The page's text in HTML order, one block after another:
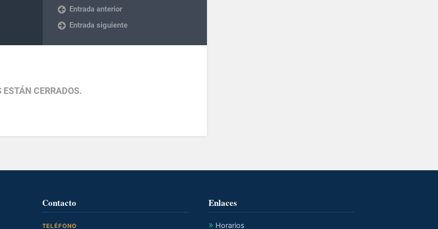
Entrada anterior
Entrada siguiente
CERRADOS.
Contacto
TELÉFONO
Enlaces
Horarios